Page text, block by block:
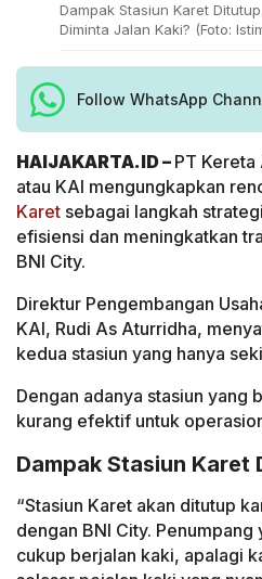
Dampak Stasiun Karet
Diminta Jalan Kaki? (Foto:
Follow WhatsApp
HAIJAKARTA.ID – PT
atau KAI mengungkapkan
Karet sebagai langkah
efisiensi dan meningkatkan
BNI City.
Direktur Pengembangan
KAI, Rudi As Aturridha,
kedua stasiun yang hanya
Dengan adanya stasiun yang
kurang efektif untuk
Dampak Stasiun Karet
“Stasiun Karet akan ditutup
dengan BNI City.
cukup berjalan kaki, apalagi